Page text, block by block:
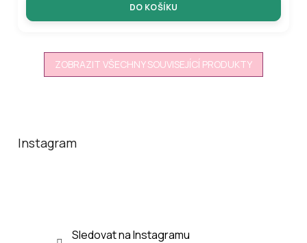
DO KOŠÍKU
ZOBRAZIT VŠECHNY SOUVISEJÍCÍ PRODUKTY
Instagram
Sledovat na Instagramu